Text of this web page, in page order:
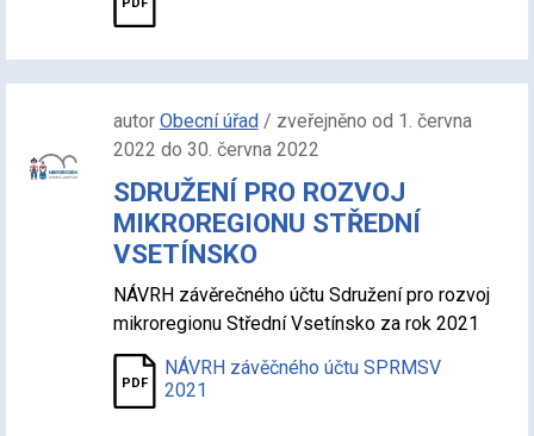
autor Obecní úřad/ zveřejněno od 1. června
2022 do 30. června 2022
SDRUŽENÍ PRO ROZVOJ
MIKROREGIONU STŘEDNÍ
VSETÍNSKO
NÁVRH závěrečného účtu Sdružení pro rozvoj
mikroregionu Střední Vsetínsko za rok 2021
NÁVRH závěčného účtu SPRMSV
2021